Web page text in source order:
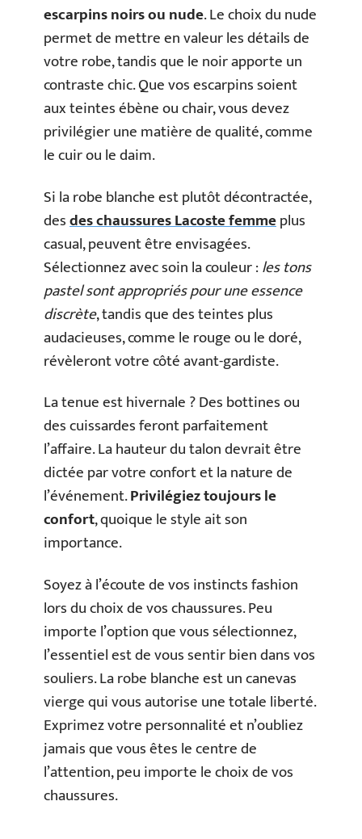
escarpins noirs ou nude. Le choix du nude
permet de mettre en valeur les détails de
votre robe, tandis que le noir apporte un
contraste chic. Que vos escarpins soient
aux teintes ébène ou chair, vous devez
privilégier une matière de qualité, comme
le cuir ou le daim.
Si la robe blanche est plutôt décontractée,
desdes chaussures Lacoste femmeplus
casual, peuvent être envisagées.
Sélectionnez avec soin la couleur :les tons
pastel sont appropriés pour une essence
discrète, tandis que des teintes plus
audacieuses, comme le rouge ou le doré,
révèleront votre côté avant-gardiste.
La tenue est hivernale ? Des bottines ou
des cuissardes feront parfaitement
l’affaire. La hauteur du talon devrait être
dictée par votre confort et la nature de
l’événement.Privilégiez toujours le
confort, quoique le style ait son
importance.
Soyez à l’écoute de vos instincts fashion
lors du choix de vos chaussures. Peu
importe l’option que vous sélectionnez,
l’essentiel est de vous sentir bien dans vos
souliers. La robe blanche est un canevas
vierge qui vous autorise une totale liberté.
Exprimez votre personnalité et n’oubliez
jamais que vous êtes le centre de
l’attention, peu importe le choix de vos
chaussures.